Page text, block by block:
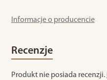
Informacje o producencie
Recenzje
Produkt nie posiada recenzji.